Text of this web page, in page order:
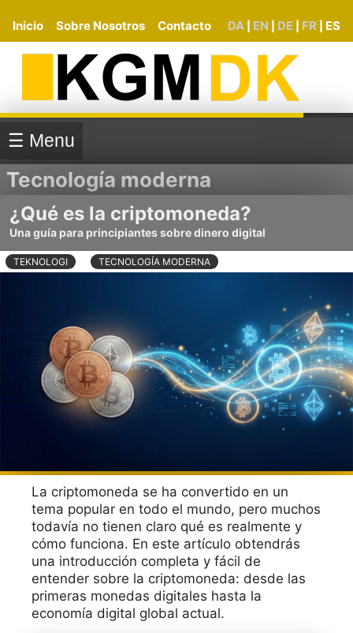
Inicio Sobre Nosotros Contacto DA EN DE FR ES
☰ Menu
Tecnología moderna
¿Qué es la criptomoneda?
Una guía para principiantes sobre dinero digital
TEKNOLOGI TECNOLOGÍA MODERNA
La criptomoneda se ha convertido en un
tema popular en todo el mundo, pero muchos
todavía no tienen claro qué es realmente y
cómo funciona. En este artículo obtendrás
una introducción completa y fácil de
entender sobre la criptomoneda: desde las
primeras monedas digitales hasta la
economía digital global actual.